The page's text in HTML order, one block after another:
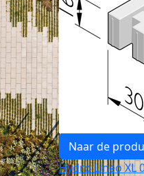
Naar de
Hydro Lineo XL